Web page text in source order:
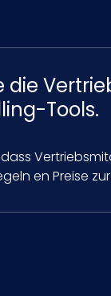
die
Tools.
dass
en Preise